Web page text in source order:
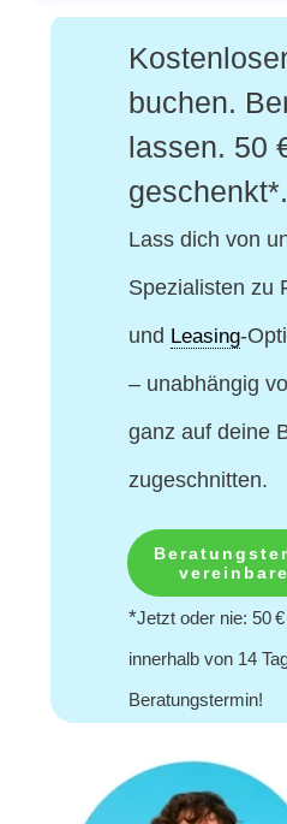
buchen.
lassen. 50
geschenkt*.
Lass dich von
Spezialisten zu
und Leasing-
– unabhängig
ganz auf deine
zugeschnitten.
*Jetzt oder nie: 50
innerhalb von 14
Beratungstermin!